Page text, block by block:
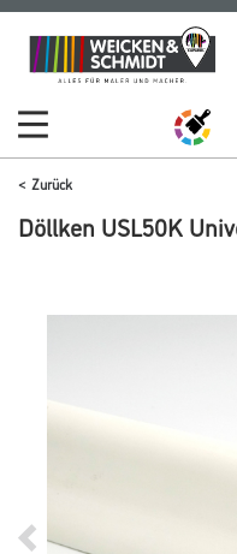
Zum
Inhalt
Zum
Navigationsmenü
Zurück
Döllken USL50K